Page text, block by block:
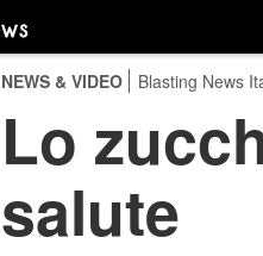
NEWS & VIDEO Blasting News
Lo
salute